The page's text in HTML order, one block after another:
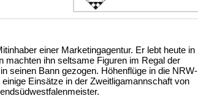
einer Marketingagentur. Er lebt heute in
machten ihn seltsame Figuren im Regal der
seinen Bann gezogen. Höhenflüge in die NRW-
Einsätze in der Zweitligamannschaft von